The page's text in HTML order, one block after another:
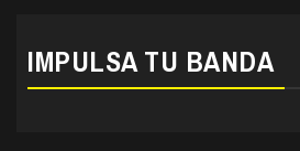
IMPULSA TU BANDA